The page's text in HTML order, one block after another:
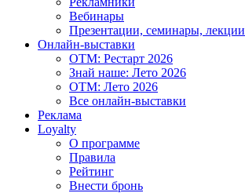
Вебинары
Презентации, семинары, лекции
Онлайн-выставки
OTM: Рестарт 2026
Знай наше: Лето 2026
OTM: Лето 2026
Все онлайн-выставки
Реклама
Loyalty
О программе
Правила
Рейтинг
Внести бронь